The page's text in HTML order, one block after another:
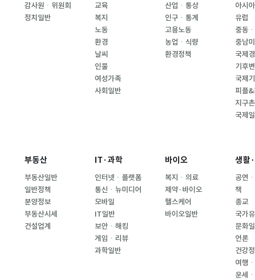
감사원ㆍ위원회
정치일반
교육
복지
노동
환경
날씨
인물
여성가족
사회일반
산업ㆍ통상
인구ㆍ통계
고용노동
농업ㆍ식량
환경정책
아시
유럽
중동
중남미
국제
기후
국제
피플
지구
국제
부동산
부동산일반
일반정책
분양정보
부동산시세
건설업계
IT·과학
인터넷ㆍ플랫폼
통신ㆍ뉴미디어
모바일
IT일반
보안ㆍ해킹
게임ㆍ리뷰
과학일반
바이오
복지ㆍ의료
제약·바이오
헬스케어
바이오일반
생활
공연
책
종교
국가
문화
언론
건강
여행
운세